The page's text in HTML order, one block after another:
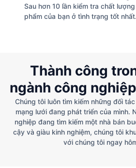
Sau hơn 10 lần kiểm tra chất
phẩm của bạn ở tình trạng tốt nhất.
Thành công
ngành công
Chúng tôi luôn tìm kiếm những đối
mạng lưới đang phát triển của mình.
nghiệp đang tìm kiếm một nhà bán
cậy và giàu kinh nghiệm, chúng tôi
với chúng tôi ngay